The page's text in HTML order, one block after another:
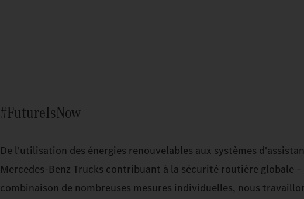
#FutureIsNow
De l'utilisation des énergies renouvelables aux systèmes
Mercedes-Benz Trucks contribuant à la sécurité routière globale –
combinaison de nombreuses mesures individuelles, nous